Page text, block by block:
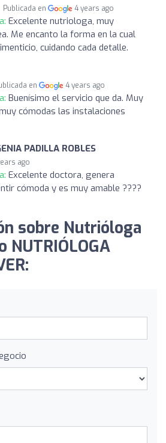
Publicada en 4 years ago
Excelente nutriologa, muy
Me encanto la forma en la cual
cuidando cada detalle.
en 4 years ago
Buenísimo el servicio que da. Muy
cómodas las instalaciones
PADILLA ROBLES
ago
Excelente doctora, genera
cómoda y es muy amable ????
sobre Nutrióloga
NUTRIÓLOGA